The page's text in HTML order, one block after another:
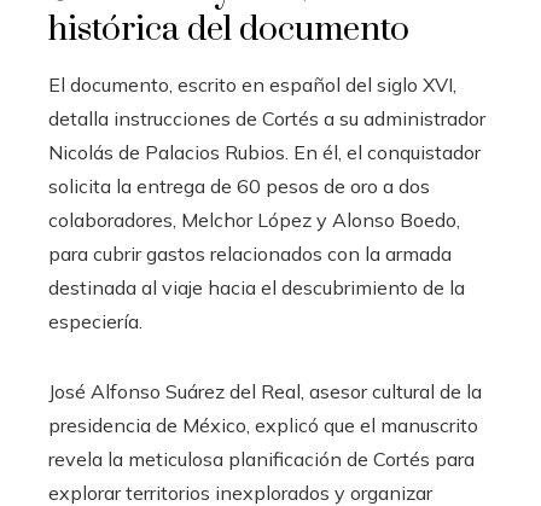
histórica del documento
El documento, escrito en español del siglo XVI,
detalla instrucciones de Cortés a su administrador
Nicolás de Palacios Rubios. En él, el conquistador
solicita la entrega de 60 pesos de oro a dos
colaboradores, Melchor López y Alonso Boedo,
para cubrir gastos relacionados con la armada
destinada al viaje hacia el descubrimiento de la
especiería.
José Alfonso Suárez del Real, asesor cultural de la
presidencia de México, explicó que el manuscrito
revela la meticulosa planificación de Cortés para
explorar territorios inexplorados y organizar